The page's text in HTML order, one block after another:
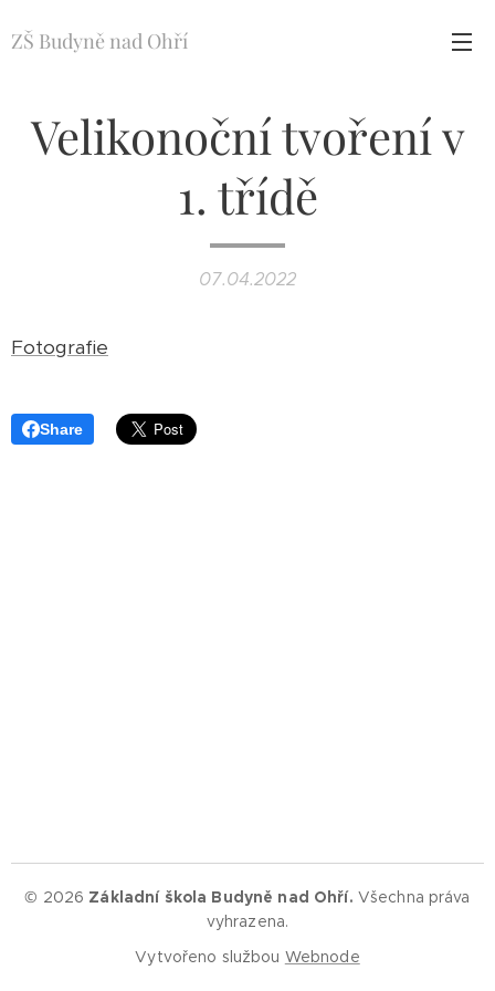
ZŠ Budyně nad Ohří
Velikonoční tvoření v
1. třídě
07.04.2022
Fotografie
Share
© 2026 Základní škola Budyně nad Ohří. Všechna práva
vyhrazena.
Vytvořeno službou Webnode